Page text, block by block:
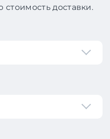
доставки.